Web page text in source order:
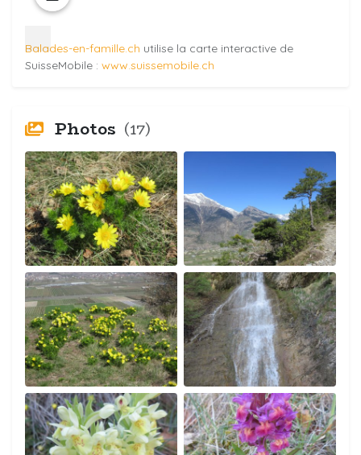
Balades-en-famille.ch utilise la carte interactive de
SuisseMobile : www.suissemobile.ch
Photos (17)